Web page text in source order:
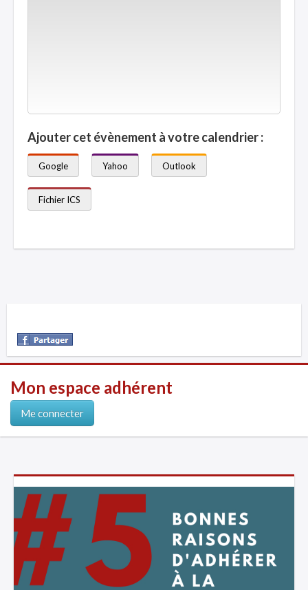
Ajouter cet évènement à votre calendrier :
Google Yahoo Outlook
Fichier ICS
Mon espace adhérent
Me connecter